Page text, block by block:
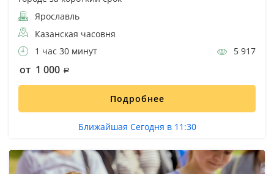
Ярославль
Казанская часовня
1 час 30 минут
5 917
от 1 000
Подробнее
Ближайшая Сегодня в 11:30